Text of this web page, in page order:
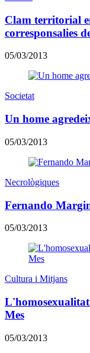
Clam territorial
corresponsalies
05/03/2013
Societat
Un home
05/03/2013
Necrològiques
Fernando
05/03/2013
Cultura i Mitjans
Mes
05/03/2013